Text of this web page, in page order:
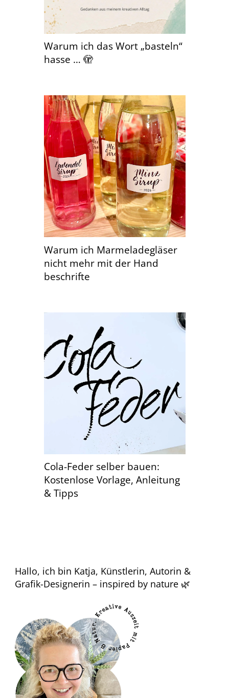
Warum ich das Wort „basteln“
hasse … 🫣
Warum ich Marmeladegläser
nicht mehr mit der Hand
beschrifte
Cola-Feder selber bauen:
Kostenlose Vorlage, Anleitung
& Tipps
Hallo, ich bin Katja, Künstlerin, Autorin &
Grafik-Designerin – inspired by nature 🌿